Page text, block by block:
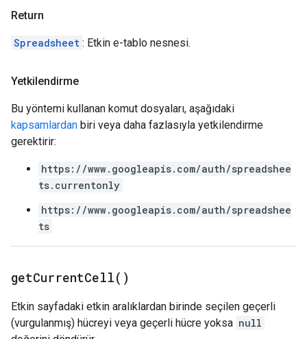
Return
Spreadsheet : Etkin e-tablo nesnesi.
Yetkilendirme
Bu yöntemi kullanan komut dosyaları, aşağıdaki
kapsamlardan biri veya daha fazlasıyla yetkilendirme
gerektirir:
https://www.googleapis.com/auth/spreadshee
ts.currentonly
https://www.googleapis.com/auth/spreadshee
ts
getCurrentCell( )
Etkin sayfadaki etkin aralıklardan birinde seçilen geçerli
(vurgulanmış) hücreyi veya geçerli hücre yoksa null